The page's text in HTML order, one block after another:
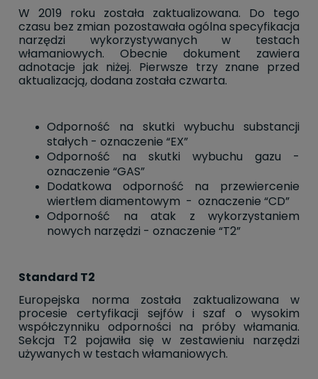
W 2019 roku została zaktualizowana. Do tego
czasu bez zmian pozostawała ogólna specyfikacja
narzędzi wykorzystywanych w testach
włamaniowych. Obecnie dokument zawiera
adnotacje jak niżej. Pierwsze trzy znane przed
aktualizacją, dodana została czwarta.
Odporność na skutki wybuchu substancji
stałych - oznaczenie “EX”
Odporność na skutki wybuchu gazu -
oznaczenie “GAS”
Dodatkowa odporność na przewiercenie
wiertłem diamentowym - oznaczenie “CD”
Odporność na atak z wykorzystaniem
nowych narzędzi - oznaczenie “T2”
Standard T2
Europejska norma została zaktualizowana w
procesie certyfikacji sejfów i szaf o wysokim
współczynniku odporności na próby włamania.
Sekcja T2 pojawiła się w zestawieniu narzędzi
używanych w testach włamaniowych.